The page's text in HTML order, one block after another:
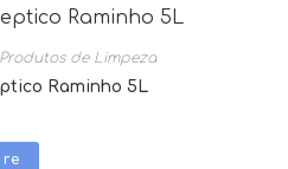
Produtos de Limpeza
Raminho 5L